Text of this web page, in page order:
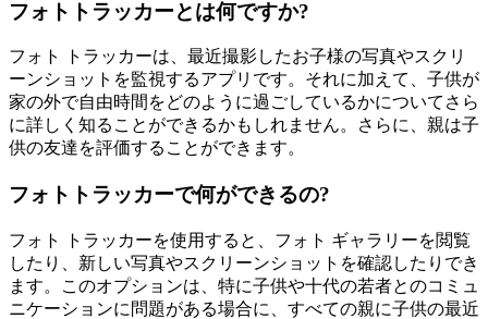
フォトトラッカーとは何ですか?
フォト トラッカーは、最近撮影したお子様の写真やスクリ
ーンショットを監視するアプリです。それに加えて、子供が
家の外で自由時間をどのように過ごしているかについてさら
に詳しく知ることができるかもしれません。さらに、親は子
供の友達を評価することができます。
フォトトラッカーで何ができるの?
フォト トラッカーを使用すると、フォト ギャラリーを閲覧
したり、新しい写真やスクリーンショットを確認したりでき
ます。このオプションは、特に子供や十代の若者とのコミュ
ニケーションに問題がある場合に、すべての親に子供の最近